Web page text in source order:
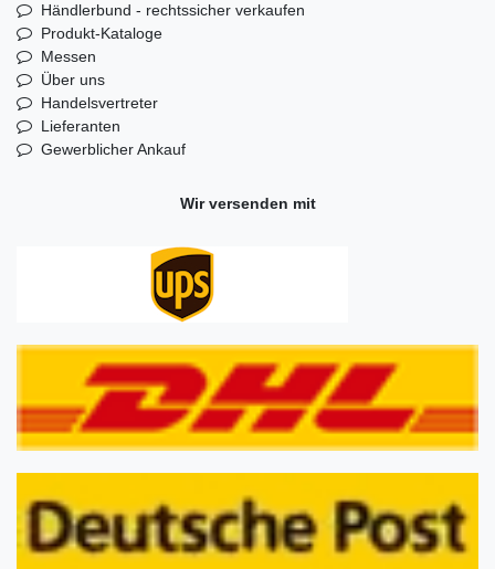
Händlerbund - rechtssicher verkaufen
Produkt-Kataloge
Messen
Über uns
Handelsvertreter
Lieferanten
Gewerblicher Ankauf
Wir versenden mit